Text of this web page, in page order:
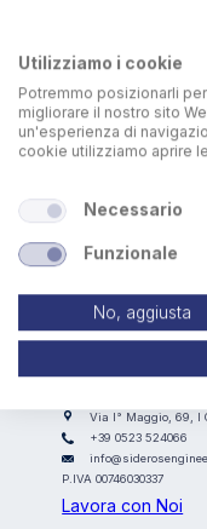
produzione che porta
Una delle
Via I° Maggio, 69, I
+39 0523 524066
P.IVA 00746030337
Lavora con Noi
Utilizziamo i cookie
Potremmo posizionarli
migliorare il nostro sito
un'esperienza di
cookie utilizziamo aprire
Necessario
Funzionale
No, aggiusta